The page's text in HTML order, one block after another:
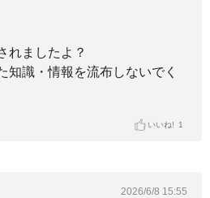
れましたよ？
知識・情報を流布しないでく
いいね! 1
2026/6/8 15:55